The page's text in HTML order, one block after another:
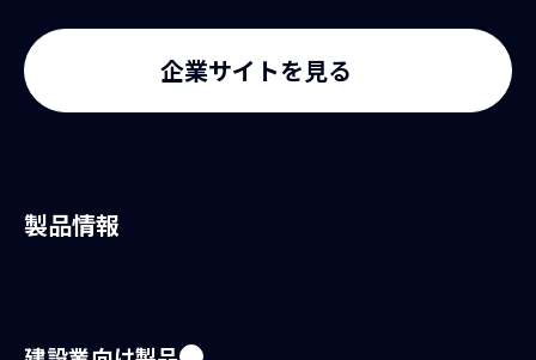
製品情報
企業サイトを見る